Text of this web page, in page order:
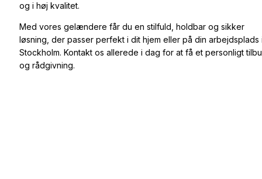
og i høj kvalitet.
Med vores gelændere får du en stilfuld, holdbar og sikker
løsning, der passer perfekt i dit hjem eller på din arbejdsplads
Stockholm. Kontakt os allerede i dag for at få et personligt
og rådgivning.